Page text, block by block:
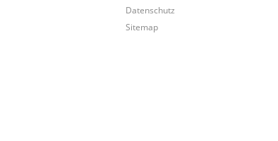
Datenschutz
Sitemap